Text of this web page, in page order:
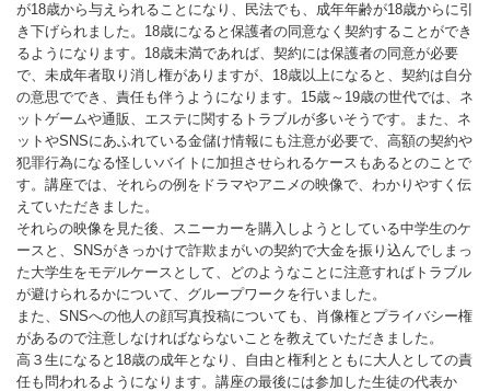
が18歳から与えられることになり、民法でも、成年年齢が18歳からに引
き下げられました。18歳になると保護者の同意なく契約することができ
るようになります。18歳未満であれば、契約には保護者の同意が必要
で、未成年者取り消し権がありますが、18歳以上になると、契約は自分
の意思ででき、責任も伴うようになります。15歳～19歳の世代では、ネ
ットゲームや通販、エステに関するトラブルが多いそうです。また、ネ
ットやSNSにあふれている金儲け情報にも注意が必要で、高額の契約や
犯罪行為になる怪しいバイトに加担させられるケースもあるとのことで
す。講座では、それらの例をドラマやアニメの映像で、わかりやすく伝
えていただきました。
それらの映像を見た後、スニーカーを購入しようとしている中学生のケ
ースと、SNSがきっかけで詐欺まがいの契約で大金を振り込んでしまっ
た大学生をモデルケースとして、どのようなことに注意すればトラブル
が避けられるかについて、グループワークを行いました。
また、SNSへの他人の顔写真投稿についても、肖像権とプライバシー権
があるので注意しなければならないことを教えていただきました。
高３生になると18歳の成年となり、自由と権利とともに大人としての責
任も問われるようになります。講座の最後には参加した生徒の代表か